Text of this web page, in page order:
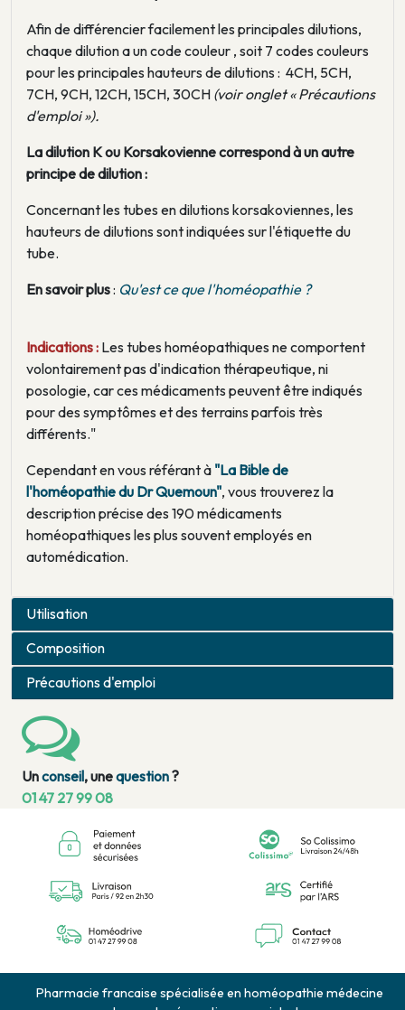
Afin de différencier facilement les principales dilutions,
chaque dilution a un code couleur , soit 7 codes couleurs
pour les principales hauteurs de dilutions : 4CH, 5CH,
7CH, 9CH, 12CH, 15CH, 30CH (voir onglet « Précautions
d'emploi »).
La dilution K ou Korsakovienne correspond à un autre
principe de dilution :
Concernant les tubes en dilutions korsakoviennes, les
hauteurs de dilutions sont indiquées sur l'étiquette du
tube.
En savoir plus: Qu'est ce que l'homéopathie ?
Indications : Les tubes homéopathiques ne comportent
volontairement pas d'indication thérapeutique, ni
posologie, car ces médicaments peuvent être indiqués
pour des symptômes et des terrains parfois très
différents."
Cependant en vous référant à "La Bible de
l'homéopathie du Dr Quemoun", vous trouverez la
description précise des 190 médicaments
homéopathiques les plus souvent employés en
automédication.
Utilisation
Composition
Précautions d'emploi
Unconseil, unequestion?
01 47 27 99 08
Pharmacie francaise spécialisée en homéopathie médecine